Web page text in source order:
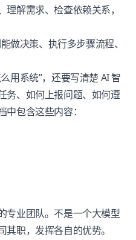
解需求、检查依赖关系，
做决策、执行多步骤流程、
用系统”，还要写清楚 AI 智
务、如何上报问题、如何遵
包含这些内容：
专业团队。不是一个大模型
职，发挥各自的优势。